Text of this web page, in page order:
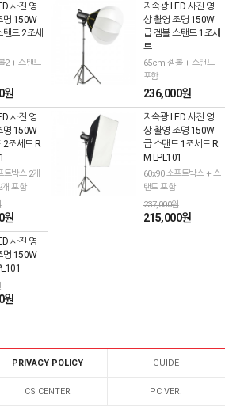
사진 영
명 150W
탠드 2조세
2 + 스탠드
원
지속광 LED 사진 영
상 촬영 조명 150W
급 젬볼 스탠드 1조세
트
65cm 젬볼 + 스탠드
포함
236,000원
사진 영
명 150W
2조세트 R
트박스 2개
포함
원
지속광 LED 사진 영
상 촬영 조명 150W
급 스탠드 1조세트 R
M-LPL101
60x90 소프트박스 + 스
탠드 포함
237,000원
215,000원
사진 영
명 150W
원
PRIVACY POLICY GUIDE
CS CENTER PC VER.